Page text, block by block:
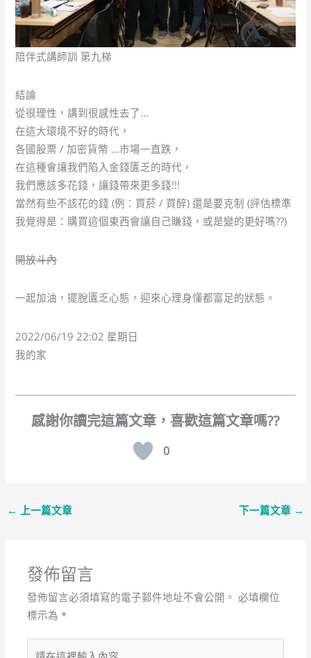
陪伴式講師訓 第九梯
結論
從很理性，講到很感性去了…
在這大環境不好的時代，
各國股票 / 加密貨幣 …市場一直跌，
在這種會讓我們陷入金錢匱乏的時代，
我們應該多花錢，讓錢帶來更多錢!!!
當然有些不該花的錢 (例：買菸 / 買醉) 還是要克制 (評估標準
我覺得是：購買這個東西會讓自己賺錢，或是變的更好嗎??)
開放斗內
一起加油，擺脫匱乏心態，迎來心理身懂都富足的狀態。
2022/06/19 22:02 星期日
我的家
0
← 上一篇文章 下一篇文章 →
發佈留言
發佈留言必須填寫的電子郵件地址不會公開。 必填欄位
標示為 *